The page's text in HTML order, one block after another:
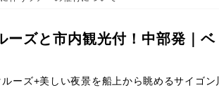
ーズと市内観光付！中部発｜
ーズ+美しい夜景を船上から眺めるサイゴン